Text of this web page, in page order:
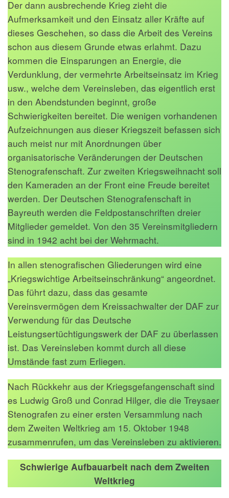
Der dann ausbrechende Krieg zieht die
Aufmerksamkeit und den Einsatz aller Kräfte auf
dieses Geschehen, so dass die Arbeit des Vereins
schon aus diesem Grunde etwas erlahmt. Dazu
kommen die Einsparungen an Energie, die
Verdunklung, der vermehrte Arbeitseinsatz im Krieg
usw., welche dem Vereinsleben, das eigentlich erst
in den Abendstunden beginnt, große
Schwierigkeiten bereitet. Die wenigen vorhandenen
Aufzeichnungen aus dieser Kriegszeit befassen sich
auch meist nur mit Anordnungen über
organisatorische Veränderungen der Deutschen
Stenografenschaft. Zur zweiten Kriegsweihnacht soll
den Kameraden an der Front eine Freude bereitet
werden. Der Deutschen Stenografenschaft in
Bayreuth werden die Feldpostanschriften dreier
Mitglieder gemeldet. Von den 35 Vereinsmitgliedern
sind in 1942 acht bei der Wehrmacht.
In allen stenografischen Gliederungen wird eine
„Kriegswichtige Arbeitseinschränkung“ angeordnet.
Das führt dazu, dass das gesamte
Vereinsvermögen dem Kreissachwalter der DAF zur
Verwendung für das Deutsche
Leistungsertüchtigungswerk der DAF zu überlassen
ist. Das Vereinsleben kommt durch all diese
Umstände fast zum Erliegen.
Nach Rückkehr aus der Kriegsgefangenschaft sind
es Ludwig Groß und Conrad Hilger, die die Treysaer
Stenografen zu einer ersten Versammlung nach
dem Zweiten Weltkrieg am 15. Oktober 1948
zusammenrufen, um das Vereinsleben zu aktivieren.
Schwierige Aufbauarbeit nach dem Zweiten
Weltkrieg